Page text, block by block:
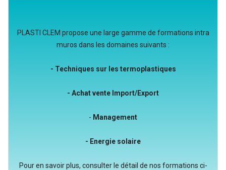
PLASTI CLEM propose une large gamme de formations intra
muros dans les domaines suivants :
- Techniques sur les termoplastiques
- Achat vente Import/Export
- Management
- Energie solaire
Pour en savoir plus, consulter le détail de nos formations ci-